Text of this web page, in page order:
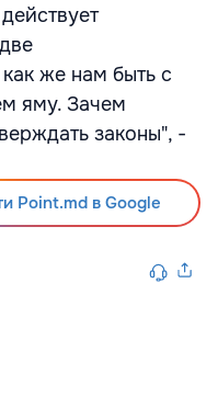
же нам быть с
яму. Зачем
законы", -
Point.md в Google